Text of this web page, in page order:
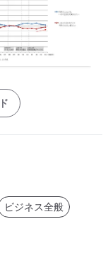
ビジネス全般